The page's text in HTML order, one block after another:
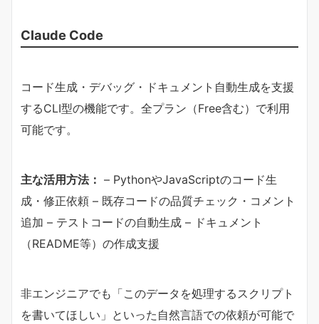
Claude Code
コード生成・デバッグ・ドキュメント自動生成を支援
するCLI型の機能です。全プラン（Free含む）で利用
可能です。
​主な活用方法：​ – PythonやJavaScriptのコード生
成・修正依頼 – 既存コードの品質チェック・コメント
追加 – テストコードの自動生成 – ドキュメント
（README等）の作成支援
非エンジニアでも「このデータを処理するスクリプト
を書いてほしい」といった自然言語での依頼が可能で